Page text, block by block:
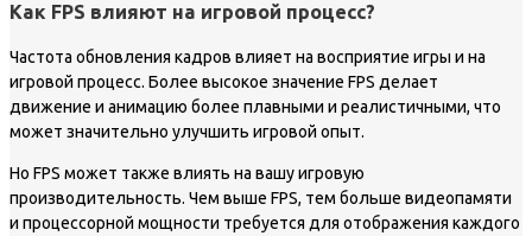
Как FPS влияют на игровой процесс?
Частота обновления кадров влияет на восприятие игры и на
игровой процесс. Более высокое значение FPS делает
движение и анимацию более плавными и реалистичными, что
может значительно улучшить игровой опыт.
Но FPS может также влиять на вашу игровую
производительность. Чем выше FPS, тем больше видеопамяти
и процессорной мощности требуется для отображения каждого